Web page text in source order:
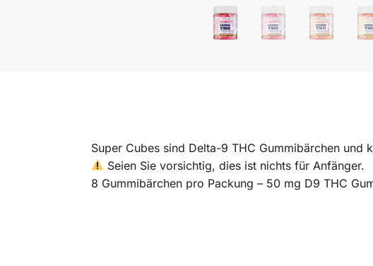
Super Cubes sind Delta-9 THC Gummibärchen und
Seien Sie vorsichtig, dies ist nichts für Anfänger.
8 Gummibärchen pro Packung – 50 mg D9 THC